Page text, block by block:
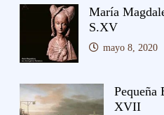
María
S.XV
mayo 8, 2020
Pequeña
XVII